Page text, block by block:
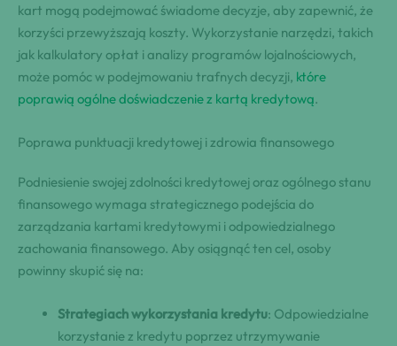
kart mogą podejmować świadome decyzje, aby zapewnić, że
korzyści przewyższają koszty. Wykorzystanie narzędzi, takich
jak kalkulatory opłat i analizy programów lojalnościowych,
może pomóc w podejmowaniu trafnych decyzji, które
poprawią ogólne doświadczenie z kartą kredytową.
Poprawa punktuacji kredytowej i zdrowia finansowego
Podniesienie swojej zdolności kredytowej oraz ogólnego stanu
finansowego wymaga strategicznego podejścia do
zarządzania kartami kredytowymi i odpowiedzialnego
zachowania finansowego. Aby osiągnąć ten cel, osoby
powinny skupić się na:
Strategiach wykorzystania kredytu: Odpowiedzialne
korzystanie z kredytu poprzez utrzymywanie